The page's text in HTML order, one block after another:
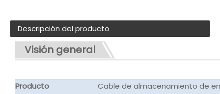
Descripción del producto
Visión general
Producto Cable de almacenamiento de